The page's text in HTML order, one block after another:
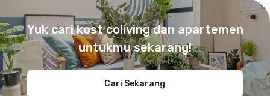
Yuk cari kost coliving dan apartemen
untukmu sekarang!
Cari Sekarang